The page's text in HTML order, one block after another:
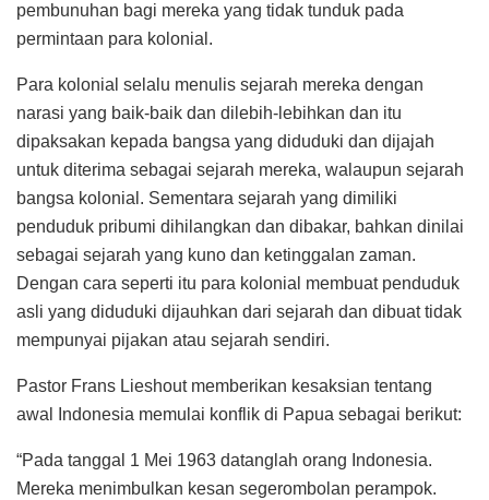
pembunuhan bagi mereka yang tidak tunduk pada
permintaan para kolonial.
Para kolonial selalu menulis sejarah mereka dengan
narasi yang baik-baik dan dilebih-lebihkan dan itu
dipaksakan kepada bangsa yang diduduki dan dijajah
untuk diterima sebagai sejarah mereka, walaupun sejarah
bangsa kolonial. Sementara sejarah yang dimiliki
penduduk pribumi dihilangkan dan dibakar, bahkan dinilai
sebagai sejarah yang kuno dan ketinggalan zaman.
Dengan cara seperti itu para kolonial membuat penduduk
asli yang diduduki dijauhkan dari sejarah dan dibuat tidak
mempunyai pijakan atau sejarah sendiri.
Pastor Frans Lieshout memberikan kesaksian tentang
awal Indonesia memulai konflik di Papua sebagai berikut:
“Pada tanggal 1 Mei 1963 datanglah orang Indonesia.
Mereka menimbulkan kesan segerombolan perampok.